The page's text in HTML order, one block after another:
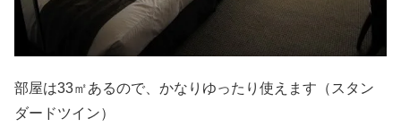
部屋は33㎡あるので、かなりゆったり使えます（スタン
ダードツイン）